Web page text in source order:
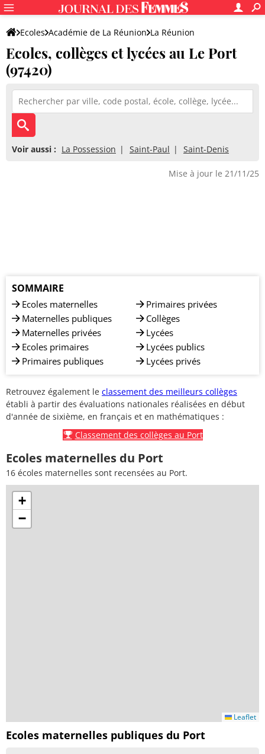
Ecoles Académie de La Réunion La Réunion
Ecoles, collèges et lycées au Le Port
(97420)
Voir aussi : La Possession Saint-Paul Saint-Denis
Mise à jour le 21/11/25
SOMMAIRE
Ecoles maternelles
Maternelles publiques
Maternelles privées
Ecoles primaires
Primaires publiques
Primaires privées
Collèges
Lycées
Lycées publics
Lycées privés
Retrouvez également le classement des meilleurs collèges
établi à partir des évaluations nationales réalisées en début
d'année de sixième, en français et en mathématiques :
Classement des collèges au Port
Ecoles maternelles du Port
16 écoles maternelles sont recensées au Port.
+
−
Leaflet
Ecoles maternelles publiques du Port